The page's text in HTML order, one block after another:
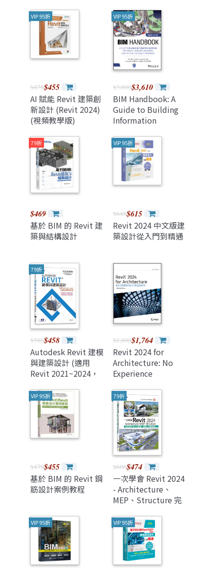
VIP 95折
$479$455
AI 賦能 Revit 建築創
新設計 (Revit 2024)
(視頻教學版)
VIP 95折
$3,800$3,610
BIM Handbook: A
Guide to Building
Information
Owners, Designers,
Engineers,
Contractors, and
Facility Managers,
4/e (Hardcover)
79折
$469
基於 BIM 的 Revit 建
築與結構設計
VIP 95折
$648$615
Revit 2024 中文版建
築設計從入門到精通
79折
$580$458
Autodesk Revit 建模
與建築設計 (適用
Revit 2021~2024，
$1,800$1,764
Revit 2024 for
Architecture: No
Experience
(Paperback)
VIP 95折
$479$455
基於 BIM 的 Revit 鋼
筋設計案例教程
79折
$600$474
一次學會 Revit 2024
- Architecture、
MEP、Structure 完
機電、結構配筋
VIP 95折 VIP 95折